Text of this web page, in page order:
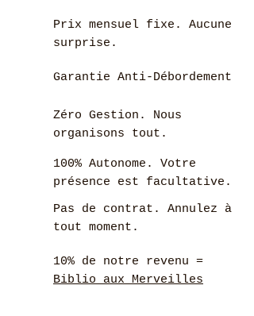
Prix mensuel fixe. Aucune
surprise.
Garantie Anti-Débordement
Zéro Gestion. Nous
organisons tout.
100% Autonome. Votre
présence est facultative.
Pas de contrat. Annulez à
tout moment.
10% de notre revenu =
Biblio aux Merveilles